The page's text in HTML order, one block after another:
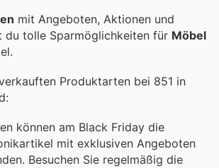
mit Angeboten, Aktionen und
du tolle Sparmöglichkeiten für Möbel
Produktarten bei 851 in
können am Black Friday die
mit exklusiven Angeboten
Besuchen Sie regelmäßig die